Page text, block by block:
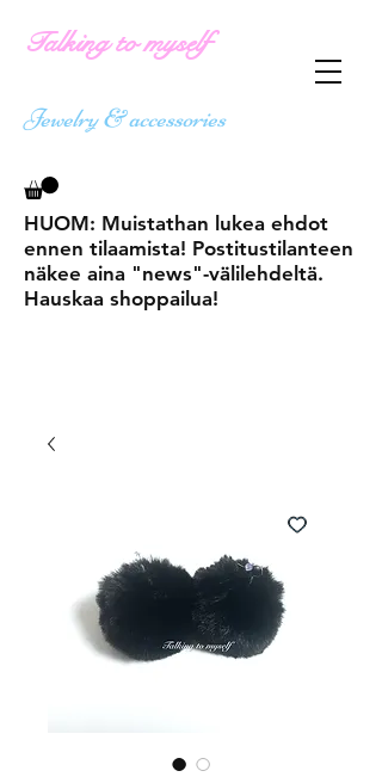
Talking to myself
Jewelry & accessories
HUOM: Muistathan lukea ehdot
ennen tilaamista! Postitustilanteen
näkee aina "news"-välilehdeltä.
Hauskaa shoppailua!